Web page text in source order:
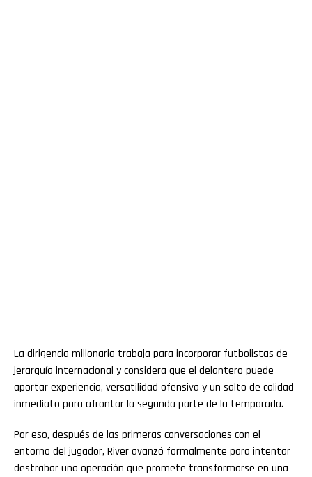
La dirigencia millonaria trabaja para incorporar futbolistas de
jerarquía internacional y considera que el delantero puede
aportar experiencia, versatilidad ofensiva y un salto de calidad
inmediato para afrontar la segunda parte de la temporada.
Por eso, después de las primeras conversaciones con el
entorno del jugador, River avanzó formalmente para intentar
destrabar una operación que promete transformarse en una